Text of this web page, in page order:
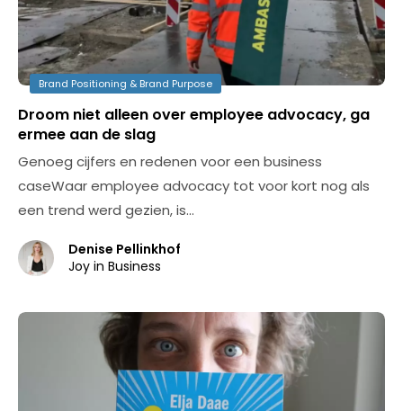
Brand Positioning & Brand Purpose
Droom niet alleen over employee advocacy, ga
ermee aan de slag
Genoeg cijfers en redenen voor een business
caseWaar employee advocacy tot voor kort nog als
een trend werd gezien, is…
Denise Pellinkhof
Joy in Business